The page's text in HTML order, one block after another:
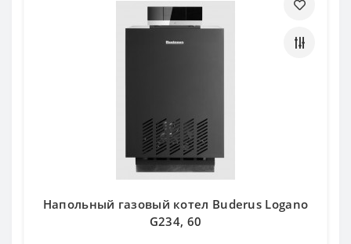
Напольный газовый котел Buderus Logano
G234, 60